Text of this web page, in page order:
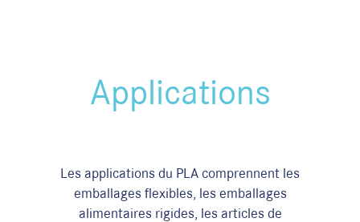
Applications
Les applications du PLA comprennent les
emballages flexibles, les emballages
alimentaires rigides, les articles de